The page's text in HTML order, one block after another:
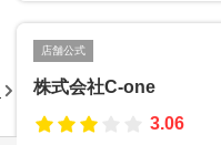
店舗公式
株式会社C-one
3.06